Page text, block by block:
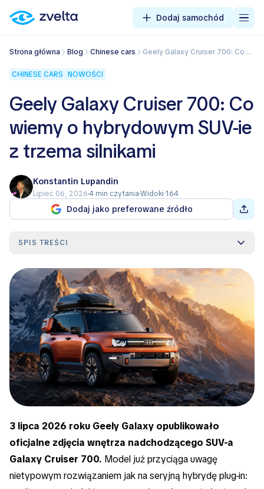
Dodaj samochód
Strona główna Blog Chinese cars Geely Galaxy Cruiser 700: Co wiemy o hybrydowym SUV-ie z trzema silnikami
CHINESE CARS NOWOŚCI
Geely Galaxy Cruiser 700: Co
wiemy o hybrydowym SUV-ie
z trzema silnikami
Konstantin Lupandin
Lipiec 06, 20264 min czytaniaWidoki 164
Dodaj jako preferowane źródło
SPIS TREŚCI
3 lipca 2026 roku Geely Galaxy opublikowało
oficjalne zdjęcia wnętrza nadchodzącego SUV-a
Galaxy Cruiser 700. Model już przyciąga uwagę
nietypowym rozwiązaniem jak na seryjną hybrydę plug-in: